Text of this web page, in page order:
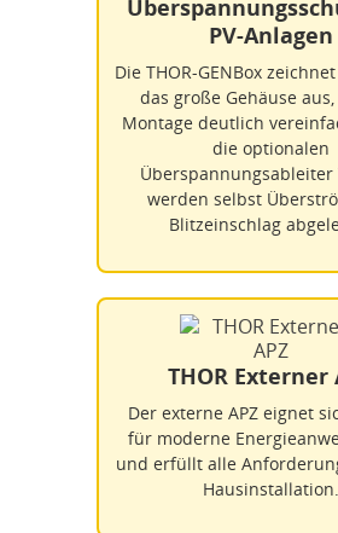
PV-Anlagen
Die THOR-GENBox
das große Gehäuse
Montage deutlich
die optionalen
Überspannungsableiter
werden selbst
Blitzeinschlag
THOR Externer
Der externe APZ eignet
für moderne
und erfüllt alle
Hausinstallation.